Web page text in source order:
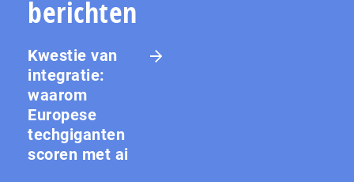
berichten
Kwestie van
integratie:
waarom
Europese
techgiganten
scoren met ai